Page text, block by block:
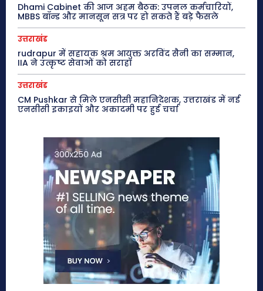
Dhami Cabinet की आज अहम बैठक: उपनल कर्मचारियों,
MBBS बॉन्ड और मानसून सत्र पर हो सकते हैं बड़े फैसले
उत्तराखंड
rudrapur में सहायक श्रम आयुक्त अरविंद सैनी का सम्मान,
IIA ने उत्कृष्ट सेवाओं को सराहा
उत्तराखंड
CM Pushkar से मिले एनसीसी महानिदेशक, उत्तराखंड में नई
एनसीसी इकाइयों और अकादमी पर हुई चर्चा